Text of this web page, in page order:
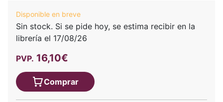
Disponible en breve
Sin stock. Si se pide hoy, se estima recibir en la
librería el 17/08/26
PVP. 16,10€
Comprar